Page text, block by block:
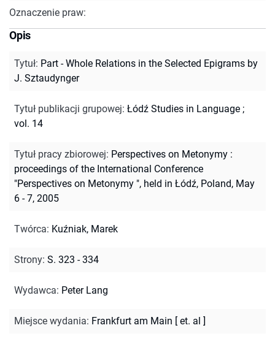
Oznaczenie praw:
Opis
Tytuł: Part - Whole Relations in the Selected Epigrams by
J. Sztaudynger
Tytuł publikacji grupowej: Łódź Studies in Language ;
vol. 14
Tytuł pracy zbiorowej: Perspectives on Metonymy :
proceedings of the International Conference
"Perspectives on Metonymy ", held in Łódź, Poland, May
6 - 7, 2005
Twórca: Kuźniak, Marek
Strony: S. 323 - 334
Wydawca: Peter Lang
Miejsce wydania: Frankfurt am Main [ et. al ]